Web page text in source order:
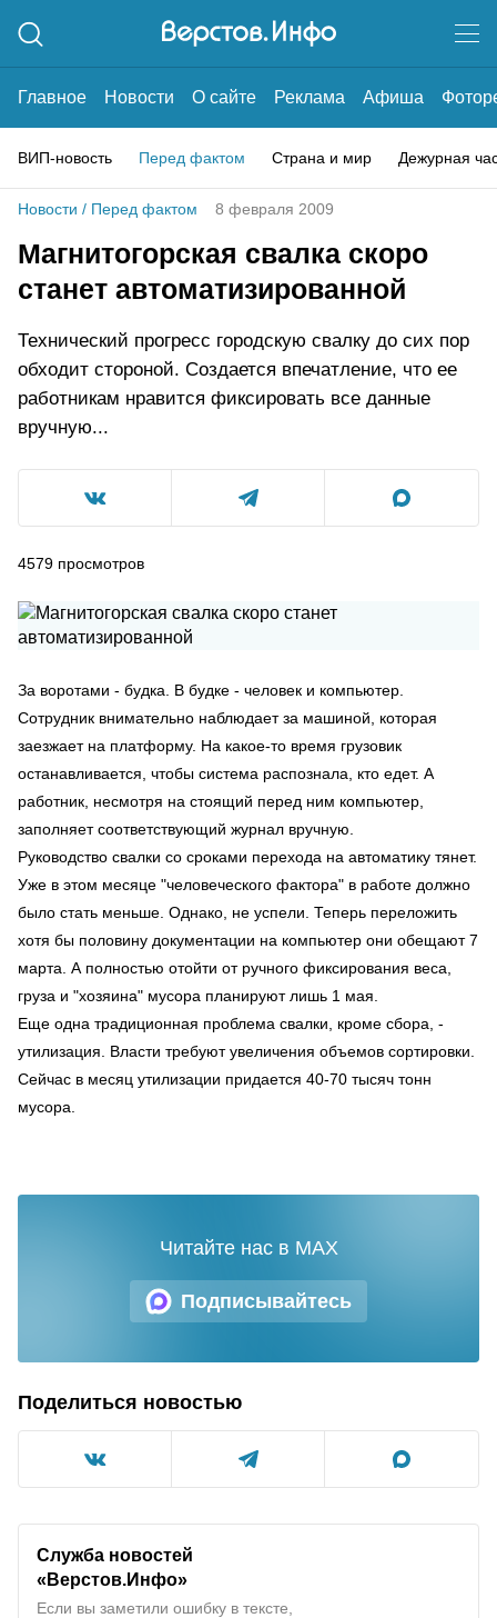
Главное Новости О сайте Реклама Афиша
ВИП-новость Перед фактом Страна и мир Дежурная
Новости / Перед фактом 8 февраля 2009
Магнитогорская свалка скоро
станет автоматизированной
Технический прогресс городскую свалку до сих пор
обходит стороной. Создается впечатление, что ее
работникам нравится фиксировать все данные
вручную...
4579 просмотров
За воротами - будка. В будке - человек и компьютер.
Сотрудник внимательно наблюдает за машиной, которая
заезжает на платформу. На какое-то время грузовик
останавливается, чтобы система распознала, кто едет. А
работник, несмотря на стоящий перед ним компьютер,
заполняет соответствующий журнал вручную.
Руководство свалки со сроками перехода на автоматику тянет.
Уже в этом месяце "человеческого фактора" в работе должно
было стать меньше. Однако, не успели. Теперь переложить
хотя бы половину документации на компьютер они обещают 7
марта. А полностью отойти от ручного фиксирования веса,
груза и "хозяина" мусора планируют лишь 1 мая.
Еще одна традиционная проблема свалки, кроме сбора, -
утилизация. Власти требуют увеличения объемов сортировки.
Сейчас в месяц утилизации придается 40-70 тысяч тонн
мусора.
Подписывайтесь
Читайте нас в MAX
Поделиться новостью
Служба новостей
«Верстов.Инфо»
Если вы заметили ошибку в тексте,